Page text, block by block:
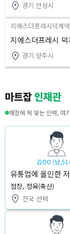
경기 안성시
지에스더프레시덕계
지에스더프레시
경기 양주시
마트잡 인재관
매장에 딱 맞는 인력, 여
김OO (남,51
유통업에 올인한
주세요
점장, 정육(축산)
전국 선택